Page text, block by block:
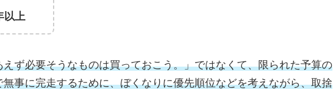
以上
ず必要そうなものは買っておこう。」ではなくて、限られた予算の
事に完走するために、ぼくなりに優先順位などを考えながら、取捨